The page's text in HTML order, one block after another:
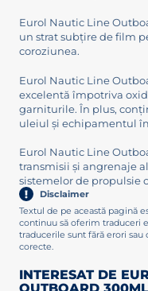
Eurol Nautic Line
un strat subțire de film
coroziunea.
Eurol Nautic Line
excelentă împotriva
garniturile. În plus,
uleiul și echipamentul
Eurol Nautic Line
transmisii și angrenaje
sistemelor de propulsie
Disclaimer
Textul de pe această pagină
continuu să oferim traduceri
traducerile sunt fără erori
corecte.
INTERESAT DE